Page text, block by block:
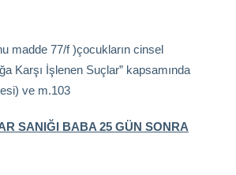
madde 77/f )çocukların cinsel
Karşı İşlenen Suçlar” kapsamında
ve m.103
SANIĞI BABA 25 GÜN SONRA